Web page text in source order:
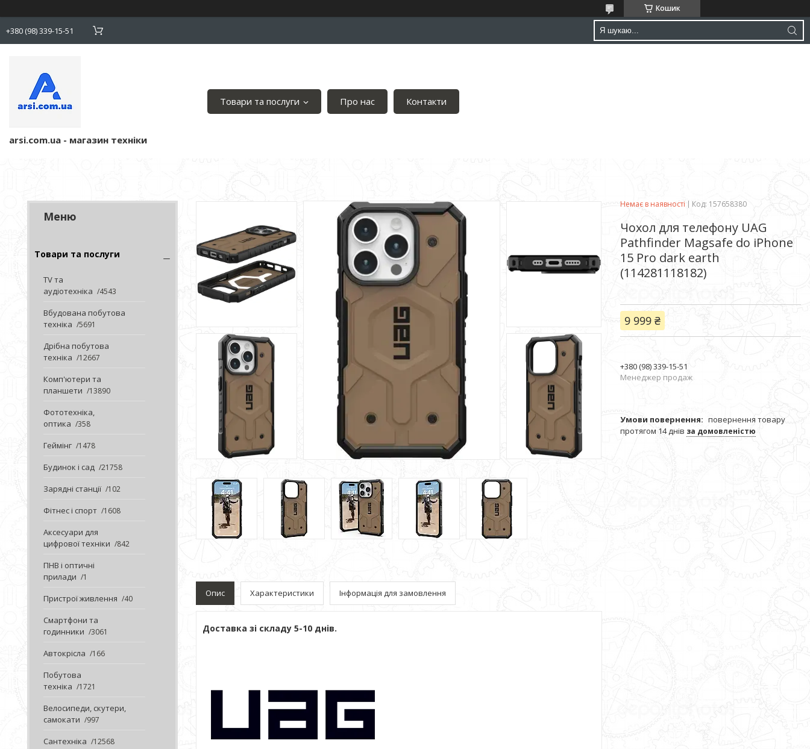
Кошик
+380 (98) 339-15-51
arsi.com.ua - магазин техніки
Товари та послуги Про нас Контакти
Товари та послуги
TV та
аудіотехніка
4543
Вбудована побутова
техніка
5691
Дрібна побутова
техніка
12667
Комп'ютери та
планшети
13890
Фототехніка,
оптика
358
Геймінг 1478
Будинок і сад 21758
Зарядні станції 102
Фітнес і спорт 1608
Аксесуари для
цифрової техніки
842
ПНВ і оптичні
прилади
1
Пристрої живлення 40
Смартфони та
годинники
3061
Автокрісла 166
Побутова
техніка
1721
Велосипеди, скутери,
самокати
997
Сантехніка 12568
Опис Характеристики Інформація для замовлення
Доставка зі складу 5-10 днів.
Немає в наявності Код: 157658380
Чохол для телефону UAG
Pathfinder Magsafe do iPhone
15 Pro dark earth
(114281118182)
9 999 ₴
+380 (98) 339-15-51
Менеджер продаж
повернення товару
протягом 14 днів за домовленістю